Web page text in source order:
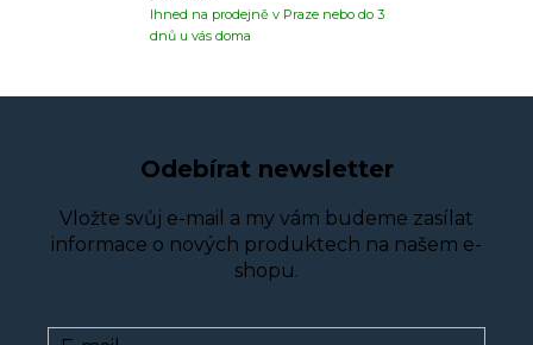
Ihned na prodejně v Praze nebo do 3
dnů u vás doma
Odebírat newsletter
Vložte svůj e-mail a my vám budeme zasílat
informace o nových produktech na našem e-
shopu.